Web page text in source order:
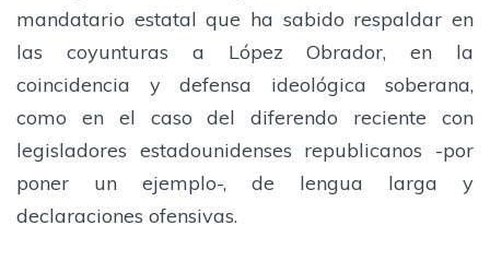
mandatario estatal que ha sabido respaldar en
las coyunturas a López Obrador, en la
coincidencia y defensa ideológica soberana,
como en el caso del diferendo reciente con
legisladores estadounidenses republicanos -por
poner un ejemplo-, de lengua larga y
declaraciones ofensivas.